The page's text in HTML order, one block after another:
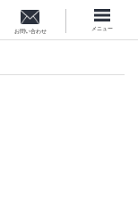
メニュー
お問い合わせ